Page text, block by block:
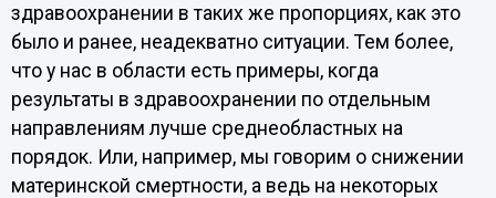
здравоохранении в таких же пропорциях, как это
было и ранее, неадекватно ситуации. Тем более,
что у нас в области есть примеры, когда
результаты в здравоохранении по отдельным
направлениям лучше среднеобластных на
порядок. Или, например, мы говорим о снижении
материнской смертности, а ведь на некоторых